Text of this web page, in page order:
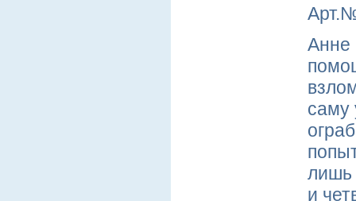
Анне
саму
лишь
и